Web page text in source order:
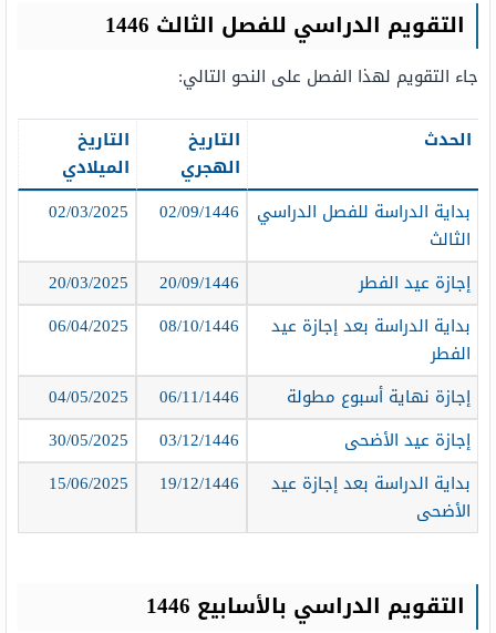
التقويم الدراسي للفصل الثالث 1446
جاء التقويم لهذا الفصل على النحو التالي:
الحدث
التاريخ
الهجري
التاريخ
الميلادي
بداية الدراسة للفصل الدراسي
الثالث
02/09/1446
02/03/2025
إجازة عيد الفطر 20/09/1446
20/03/2025
بداية الدراسة بعد إجازة عيد
الفطر
08/10/1446
06/04/2025
إجازة نهاية أسبوع مطولة 06/11/1446
04/05/2025
إجازة عيد الأضحى
03/12/1446
30/05/2025
بداية الدراسة بعد إجازة عيد
الأضحى
19/12/1446
15/06/2025
التقويم الدراسي بالأسابيع 1446